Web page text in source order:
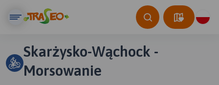
Skarżysko-Wąchock -
Morsowanie